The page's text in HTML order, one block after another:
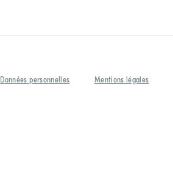
Données personnelles Mentions légales